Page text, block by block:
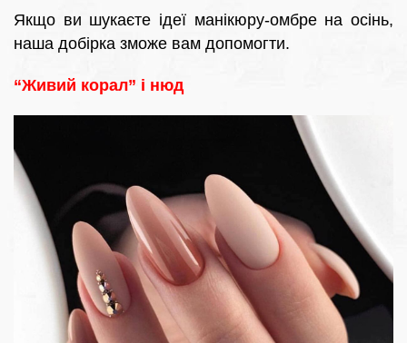
Якщо ви шукаєте ідеї манікюру-омбре на осінь,
наша добірка зможе вам допомогти.
“Живий корал” і нюд